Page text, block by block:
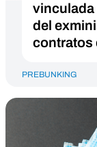
vinculada
del
contratos
PREBUNKING